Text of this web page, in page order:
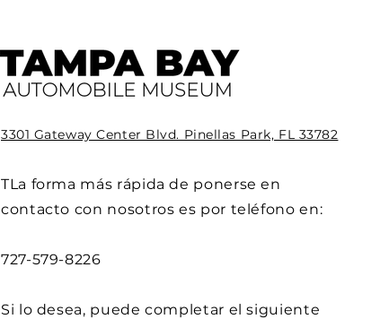
3301 Gateway Center Blvd. Pinellas Park, FL 33782
TLa forma más rápida de ponerse en
contacto con nosotros es por teléfono en:
727-579-8226
Si lo desea, puede completar el siguiente